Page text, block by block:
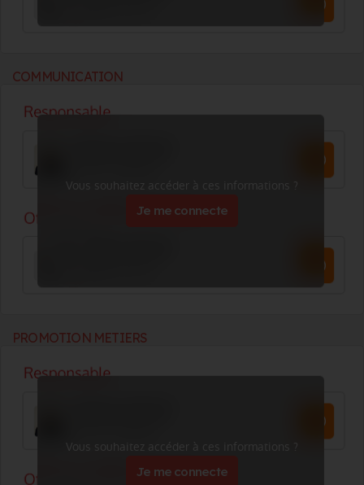
COMMUNICATION
Vous souhaitez accéder à ces informations ?
Je me connecte
PROMOTION METIERS
Vous souhaitez accéder à ces informations ?
Je me connecte